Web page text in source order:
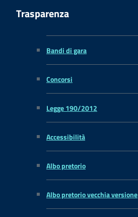
Trasparenza
Bandi di gara
Concorsi
Legge 190/2012
Accessibilità
Albo pretorio
Albo pretorio vecchia versione